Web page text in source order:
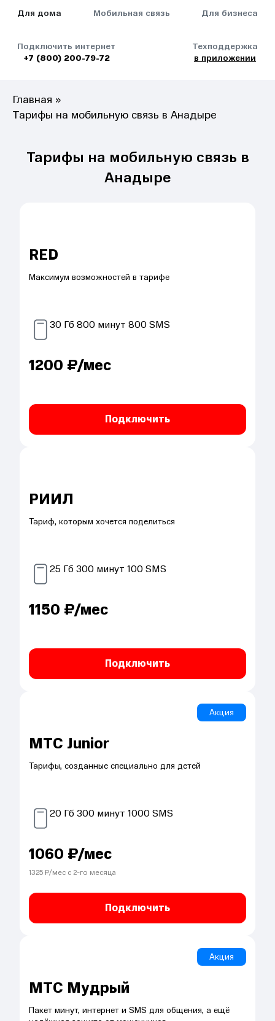
Для дома Мобильная связь Для бизнеса
Подключить интернет
+7 (800) 200-79-72
Техподдержка
в приложении
Главная »
Тарифы на мобильную связь в Анадыре
Тарифы на мобильную связь в
Анадыре
RED
Максимум возможностей в тарифе
30 Гб 800 минут 800SMS
1200 ₽/мес
Подключить
РИИЛ
Тариф, которым хочется поделиться
25 Гб 300 минут 100SMS
1150 ₽/мес
Подключить
Акция
МТС Junior
Тарифы, созданные специально для детей
20 Гб 300 минут 1000SMS
1060 ₽/мес
1325₽/мес с 2-го месяца
Подключить
Акция
МТС Мудрый
Пакет минут, интернет и SMS для общения, а ещё